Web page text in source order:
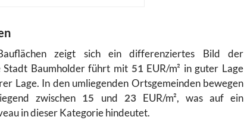
zeigt sich ein differenziertes Bild der
Stadt Baumholder führt mit 51 EUR/m² in guter Lage
Lage. In den umliegenden Ortsgemeinden bewegen
zwischen 15 und 23EUR/m², was auf ein
in dieser Kategorie hindeutet.